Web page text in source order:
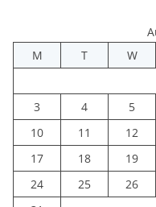
M
T W
3
4 5
10
11 12
17
18 19
24
25 26